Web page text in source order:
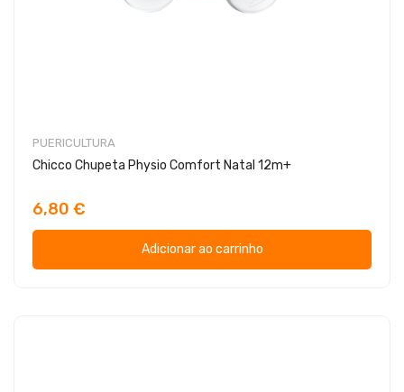
PUERICULTURA
Chicco Chupeta Physio Comfort Natal 12m+
6,80 €
Adicionar ao carrinho